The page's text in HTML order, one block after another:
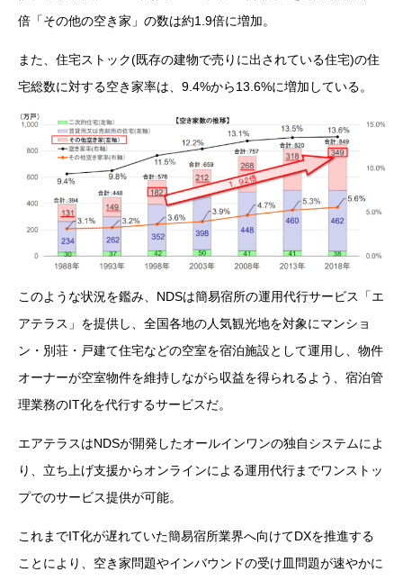
倍「その他の空き家」の数は約1.9倍に増加。
また、住宅ストック(既存の建物で売りに出されている住宅)の住
宅総数に対する空き家率は、9.4%から13.6%に増加している。
このような状況を鑑み、NDSは簡易宿所の運用代行サービス「エ
アテラス」を提供し、全国各地の人気観光地を対象にマンショ
ン・別荘・戸建て住宅などの空室を宿泊施設として運用し、物件
オーナーが空室物件を維持しながら収益を得られるよう、宿泊管
理業務のIT化を代行するサービスだ。
エアテラスはNDSが開発したオールインワンの独自システムによ
り、立ち上げ支援からオンラインによる運用代行までワンストッ
プでのサービス提供が可能。
これまでIT化が遅れていた簡易宿所業界へ向けてDXを推進する
ことにより、空き家問題やインバウンドの受け皿問題が速やかに